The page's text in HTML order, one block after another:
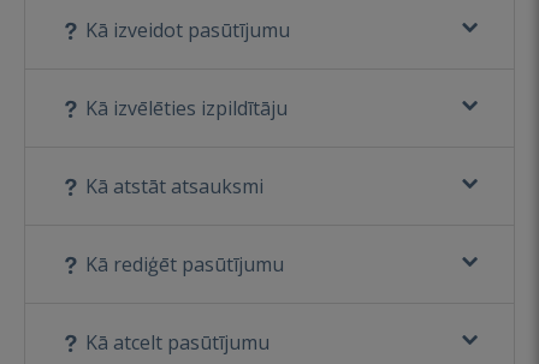
Kā izveidot pasūtījumu
Kā izvēlēties izpildītāju
Kā atstāt atsauksmi
Kā rediģēt pasūtījumu
Kā atcelt pasūtījumu